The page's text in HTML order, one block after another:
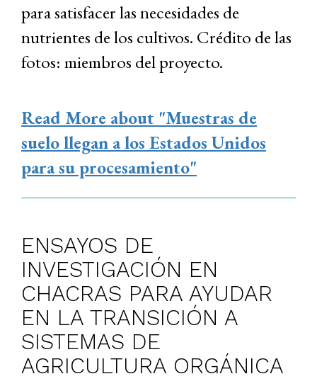
para satisfacer las necesidades de
nutrientes de los cultivos. Crédito de las
fotos: miembros del proyecto.
Read More about "Muestras de
suelo llegan a los Estados Unidos
para su procesamiento"
ENSAYOS DE
INVESTIGACIÓN EN
CHACRAS PARA AYUDAR
EN LA TRANSICIÓN A
SISTEMAS DE
AGRICULTURA ORGÁNICA